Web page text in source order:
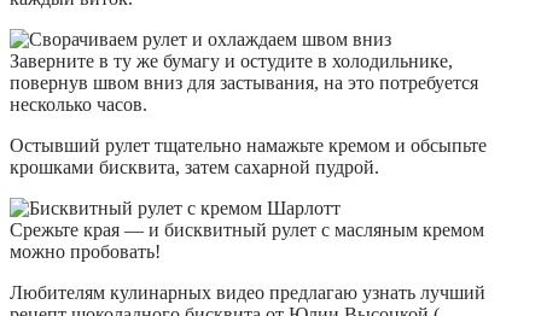
Заверните в ту же бумагу и остудите в холодильнике,
повернув швом вниз для застывания, на это потребуется
несколько часов.
Остывший рулет тщательно намажьте кремом и обсыпьте
крошками бисквита, затем сахарной пудрой.
Срежьте края — и бисквитный рулет с масляным кремом
можно пробовать!
Любителям кулинарных видео предлагаю узнать лучший